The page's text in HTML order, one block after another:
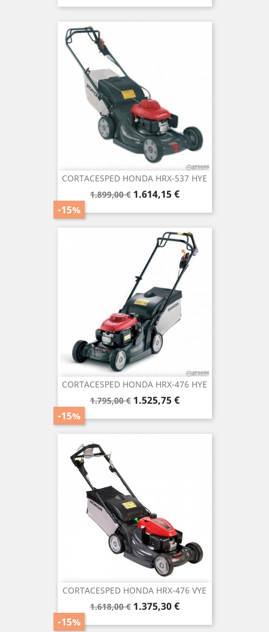
CORTACESPED HONDA HRX-537 HYE
Precio
1.899,00 €
-15%
Precio
1.614,15 €
CORTACESPED HONDA HRX-476 HYE
Precio
1.795,00 €
-15%
Precio
1.525,75 €
CORTACESPED HONDA HRX-476 VYE
Precio
1.618,00 €
-15%
Precio
1.375,30 €